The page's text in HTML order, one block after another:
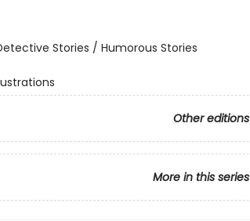
Stories / Humorous Stories
Other editions
More in this series